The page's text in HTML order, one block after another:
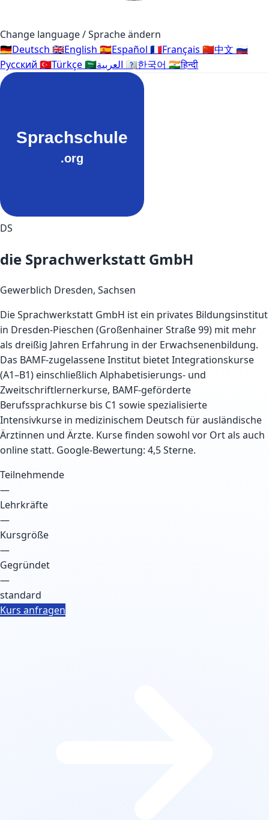
Change language / Sprache ändern
🇩🇪Deutsch 🇬🇧English 🇪🇸Español 🇫🇷Français 🇨🇳中文 🇷🇺
Русский 🇹🇷Türkçe🇸🇦 🇰🇷한국어 🇮🇳हिन्दी
DS
die Sprachwerkstatt GmbH
Gewerblich Dresden, Sachsen
Die Sprachwerkstatt GmbH ist ein privates Bildungsinstitut
in Dresden-Pieschen (Großenhainer Straße 99) mit mehr
als dreißig Jahren Erfahrung in der Erwachsenenbildung.
Das BAMF-zugelassene Institut bietet Integrationskurse
(A1–B1) einschließlich Alphabetisierungs- und
Zweitschriftlernerkurse, BAMF-geförderte
Berufssprachkurse bis C1 sowie spezialisierte
Intensivkurse in medizinischem Deutsch für ausländische
Ärztinnen und Ärzte. Kurse finden sowohl vor Ort als auch
online statt. Google-Bewertung: 4,5 Sterne.
Teilnehmende
—
Lehrkräfte
—
Kursgröße
—
Gegründet
—
standard
Kurs anfragen